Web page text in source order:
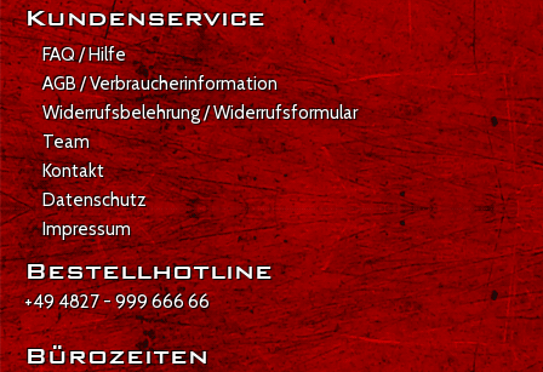
Anmelden
Kundenservice
FAQ / Hilfe
AGB / Verbraucherinformation
Widerrufsbelehrung / Widerrufsformular
Team
Kontakt
Datenschutz
Impressum
Bestellhotline
+49 4827 - 999 666 66
Bürozeiten